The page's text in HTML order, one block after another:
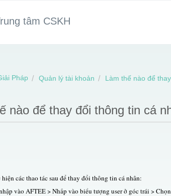
tâm CSKH
Pháp Quản lý tài khoản Làm thế nào để
nào để thay đổi thông tin cá
các thao tác sau để thay đổi thông tin cá nhân:
vào AFTEE > Nhấp vào biểu tượng user ở góc trái >